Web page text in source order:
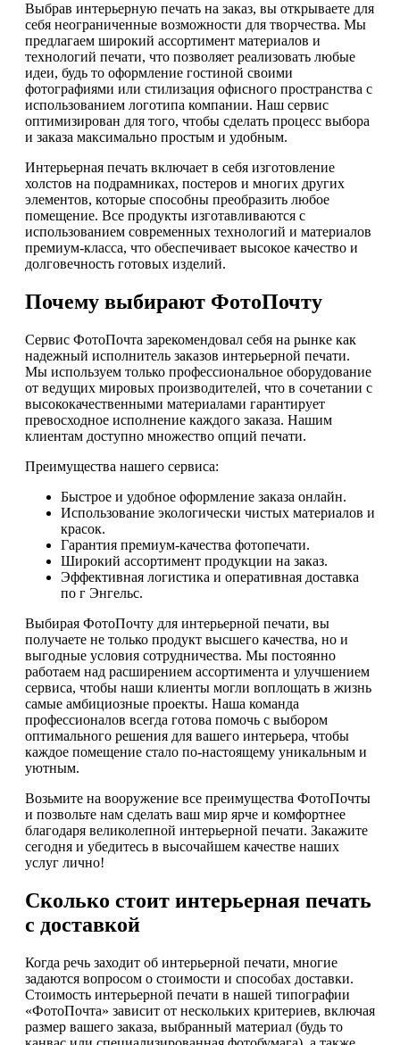
Выбрав интерьерную печать на заказ, вы открываете для
себя неограниченные возможности для творчества. Мы
предлагаем широкий ассортимент материалов и
технологий печати, что позволяет реализовать любые
идеи, будь то оформление гостиной своими
фотографиями или стилизация офисного пространства с
использованием логотипа компании. Наш сервис
оптимизирован для того, чтобы сделать процесс выбора
и заказа максимально простым и удобным.
Интерьерная печать включает в себя изготовление
холстов на подрамниках, постеров и многих других
элементов, которые способны преобразить любое
помещение. Все продукты изготавливаются с
использованием современных технологий и материалов
премиум-класса, что обеспечивает высокое качество и
долговечность готовых изделий.
Почему выбирают ФотоПочту
Сервис ФотоПочта зарекомендовал себя на рынке как
надежный исполнитель заказов интерьерной печати.
Мы используем только профессиональное оборудование
от ведущих мировых производителей, что в сочетании с
высококачественными материалами гарантирует
превосходное исполнение каждого заказа. Нашим
клиентам доступно множество опций печати.
Преимущества нашего сервиса:
Быстрое и удобное оформление заказа онлайн.
Использование экологически чистых материалов и
красок.
Гарантия премиум-качества фотопечати.
Широкий ассортимент продукции на заказ.
Эффективная логистика и оперативная доставка
по г Энгельс.
Выбирая ФотоПочту для интерьерной печати, вы
получаете не только продукт высшего качества, но и
выгодные условия сотрудничества. Мы постоянно
работаем над расширением ассортимента и улучшением
сервиса, чтобы наши клиенты могли воплощать в жизнь
самые амбициозные проекты. Наша команда
профессионалов всегда готова помочь с выбором
оптимального решения для вашего интерьера, чтобы
каждое помещение стало по-настоящему уникальным и
уютным.
Возьмите на вооружение все преимущества ФотоПочты
и позвольте нам сделать ваш мир ярче и комфортнее
благодаря великолепной интерьерной печати. Закажите
сегодня и убедитесь в высочайшем качестве наших
услуг лично!
Сколько стоит интерьерная печать
с доставкой
Когда речь заходит об интерьерной печати, многие
задаются вопросом о стоимости и способах доставки.
Стоимость интерьерной печати в нашей типографии
«ФотоПочта» зависит от нескольких критериев, включая
размер вашего заказа, выбранный материал (будь то